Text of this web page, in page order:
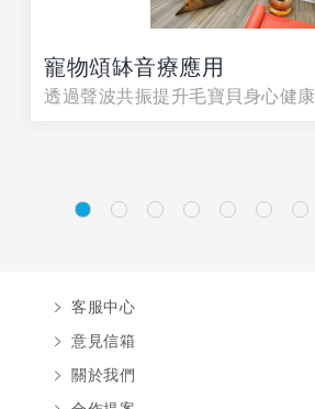
寵物頌缽音療應用
透過聲波共振提升毛寶貝身心健康
客服中心
意見信箱
關於我們